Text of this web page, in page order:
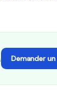
Demander